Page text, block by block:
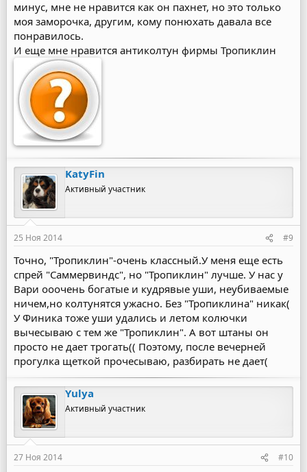
минус, мне не нравится как он пахнет, но это только
моя заморочка, другим, кому понюхать давала все
понравилось.
И еще мне нравится антиколтун фирмы Тропиклин
KatyFin
Активный участник
25 Ноя 2014 #9
Точно, "Тропиклин"-очень классный.У меня еще есть
спрей "Саммервиндс", но "Тропиклин" лучше. У нас у
Вари ооочень богатые и кудрявые уши, неубиваемые
ничем,но колтунятся ужасно. Без "Тропиклина" никак(
У Финика тоже уши удались и летом колючки
вычесываю с тем же "Тропиклин". А вот штаны он
просто не дает трогать(( Поэтому, после вечерней
прогулка щеткой прочесываю, разбирать не дает(
Yulya
Активный участник
27 Ноя 2014 #10